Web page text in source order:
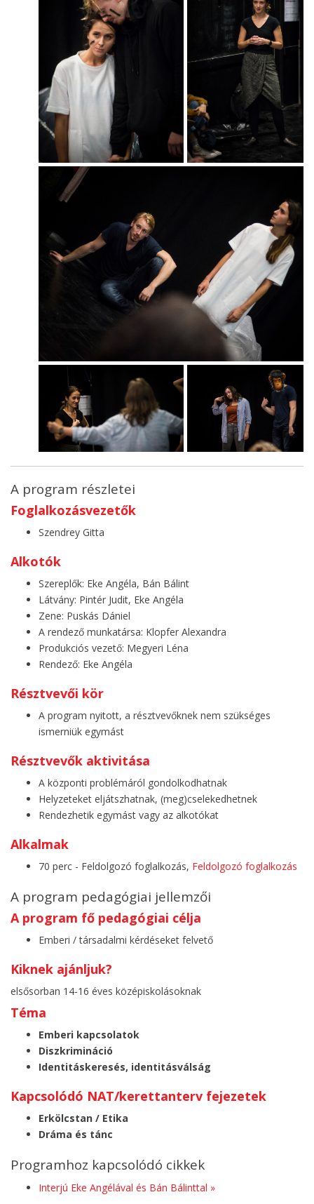
A program részletei
Foglalkozásvezetők
Szendrey Gitta
Alkotók
Szereplők: Eke Angéla, Bán Bálint
Látvány: Pintér Judit, Eke Angéla
Zene: Puskás Dániel
A rendező munkatársa: Klopfer Alexandra
Produkciós vezető: Megyeri Léna
Rendező: Eke Angéla
Résztvevői kör
A program nyitott, a résztvevőknek nem szükséges
ismerniük egymást
Résztvevők aktivitása
A központi problémáról gondolkodhatnak
Helyzeteket eljátszhatnak, (meg)cselekedhetnek
Rendezhetik egymást vagy az alkotókat
Alkalmak
70 perc - Feldolgozó foglalkozás, Feldolgozó foglalkozás
A program pedagógiai jellemzői
A program fő pedagógiai célja
Emberi / társadalmi kérdéseket felvető
Kiknek ajánljuk?
elsősorban 14-16 éves középiskolásoknak
Téma
Emberi kapcsolatok
Diszkrimináció
Identitáskeresés, identitásválság
Kapcsolódó NAT/kerettanterv fejezetek
Erkölcstan / Etika
Dráma és tánc
Programhoz kapcsolódó cikkek
Interjú Eke Angélával és Bán Bálinttal »